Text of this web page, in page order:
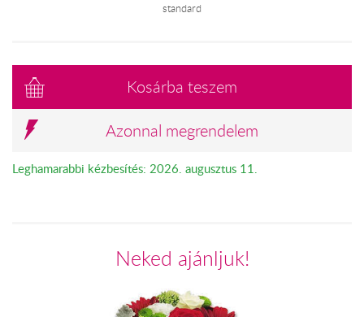
standard
Kosárba teszem
Azonnal megrendelem
Leghamarabbi kézbesítés: 2026. augusztus 11.
Neked ajánljuk!